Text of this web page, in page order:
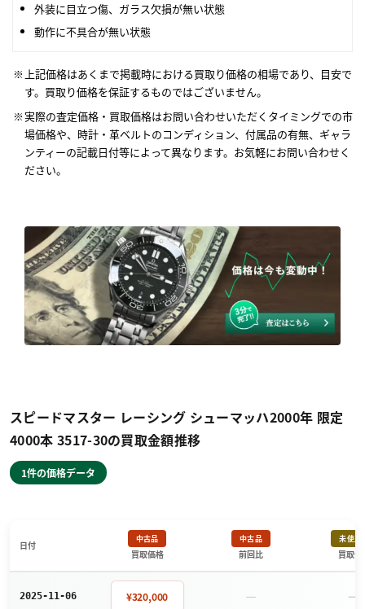
外装に目立つ傷、ガラス欠損が無い状態
動作に不具合が無い状態
上記価格はあくまで掲載時における買取り価格の相場であり、目安で
す。買取り価格を保証するものではございません。
実際の査定価格・買取価格はお問い合わせいただくタイミングでの市
場価格や、時計・革ベルトのコンディション、付属品の有無、ギャラ
ンティーの記載日付等によって異なります。お気軽にお問い合わせく
ださい。
スピードマスター レーシング シューマッハ2000年 限定
4000本 3517-30の買取金額推移
1件の価格データ
日付
中古品
買取価格
中古品
前回比
未使用
買取価
2025-11-06 ¥320,000 － －